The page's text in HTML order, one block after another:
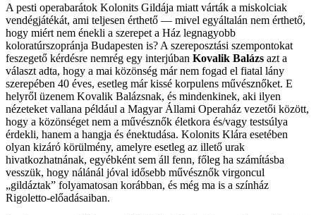
A pesti operabarátok Kolonits Gildája miatt várták a miskolciak
vendégjátékát, ami teljesen érthető — mivel egyáltalán nem érthető,
hogy miért nem énekli a szerepet a Ház legnagyobb
koloratúrszopránja Budapesten is? A szereposztási szempontokat
feszegető kérdésre nemrég egy interjúban Kovalik Balázs azt a
választ adta, hogy a mai közönség már nem fogad el fiatal lány
szerepében 40 éves, esetleg már kissé korpulens művésznőket. E
helyről üzenem Kovalik Balázsnak, és mindenkinek, aki ilyen
nézeteket vallana például a Magyar Állami Operaház vezetői között,
hogy a közönséget nem a művésznők életkora és/vagy testsúlya
érdekli, hanem a hangja és énektudása. Kolonits Klára esetében
olyan kizáró körülmény, amelyre esetleg az illető urak
hivatkozhatnának, egyébként sem áll fenn, főleg ha számításba
vesszük, hogy nálánál jóval idősebb művésznők virgoncul
„gildáztak” folyamatosan korábban, és még ma is a színház
Rigoletto-előadásaiban.